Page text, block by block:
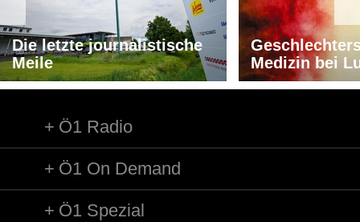
Die letzte journalistische
Meile
Medizin bei
Ö1 Radio
Ö1 On Demand
Ö1 Spezial